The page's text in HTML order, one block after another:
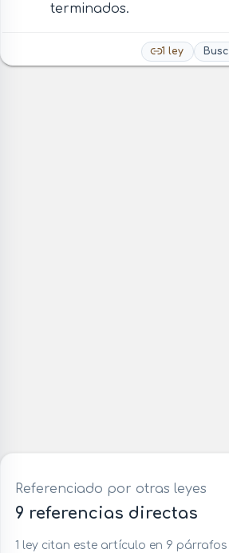
terminados.
1 ley
Referenciado por otras leyes
9 referencias directas
1 ley citan este artículo en 9